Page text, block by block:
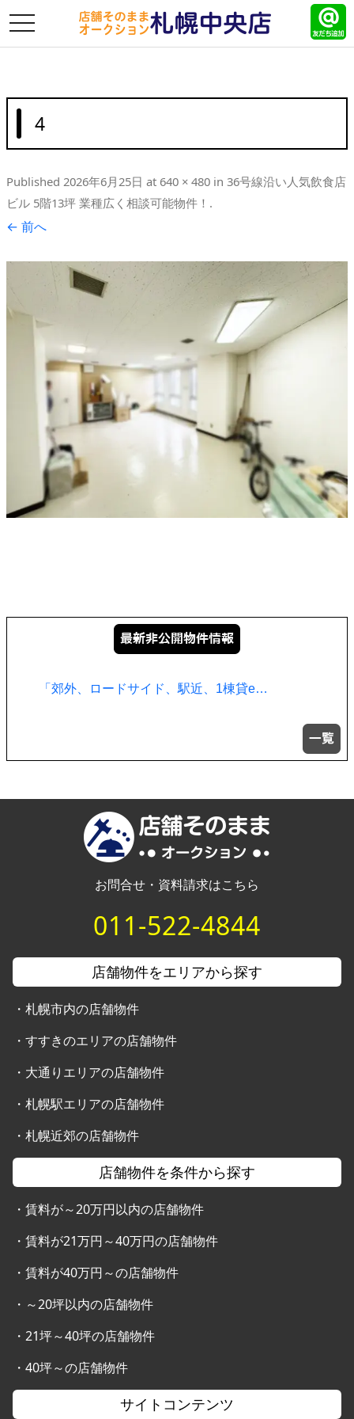
toggle
4
Published 2026年6月25日 at 640 × 480 in 36号線沿い人気飲食店
ビル 5階13坪 業種広く相談可能物件！ .
← 前へ
「郊外、ロードサイド、駅近、1棟貸e…
お問合せ・資料請求はこちら
011-522-4844
店舗物件をエリアから探す
・ 札幌市内の店舗物件
・ すすきのエリアの店舗物件
・ 大通りエリアの店舗物件
・ 札幌駅エリアの店舗物件
・ 札幌近郊の店舗物件
店舗物件を条件から探す
・ 賃料が～20万円以内の店舗物件
・ 賃料が21万円～40万円の店舗物件
・ 賃料が40万円～の店舗物件
・ ～20坪以内の店舗物件
・ 21坪～40坪の店舗物件
・ 40坪～の店舗物件
サイトコンテンツ